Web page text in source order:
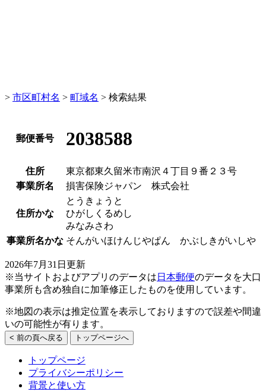
> 市区町村名 > 町域名 > 検索結果
郵便番号 2038588
住所
東京都東久留米市南沢４丁目９番２３号
事業所名
損害保険ジャパン 株式会社
住所かな
とうきょうと
ひがしくるめし
みなみさわ
事業所名かな そんがいほけんじやぱん かぶしきがいしや
2026年7月31日更新
※当サイトおよびアプリのデータは 日本郵便のデータを大口
事業所も含め独自に加筆修正したものを使用しています。
※地図の表示は推定位置を表示しておりますので誤差や間違
いの可能性が有ります。
< 前の頁へ戻る トップページへ
トップページ
プライバシーポリシー
背景と使い方